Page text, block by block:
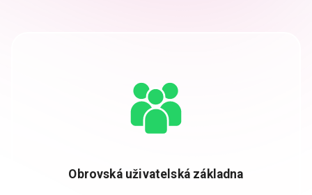
Obrovská uživatelská základna